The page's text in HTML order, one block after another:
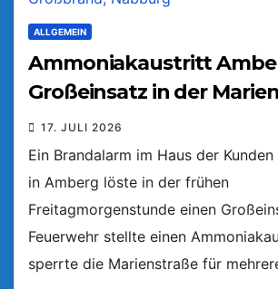
ALLGEMEIN
Ammoniakaustritt
Großeinsatz in der
17. JULI 2026
Ein Brandalarm im Haus der
in Amberg löste in der frühen
Freitagmorgenstunde einen
Feuerwehr stellte einen
sperrte die Marienstraße für